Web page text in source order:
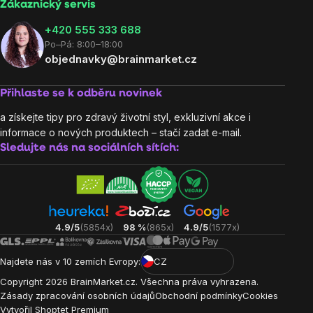
Zákaznický servis
‭+420 555 333 688
Po–Pá: 8:00–18:00
objednavky@brainmarket.cz
Přihlaste se k odběru novinek
a získejte tipy pro zdravý životní styl, exkluzivní akce i
informace o nových produktech – stačí zadat e-mail.
Sledujte nás na sociálních sítích:
4.9/5(5854x) 98 %(865x) 4.9/5(1577x)
Najdete nás v 10 zemích Evropy:
CZ
Copyright 2026 BrainMarket.cz. Všechna práva vyhrazena.
Zásady zpracování osobních údajůObchodní podmínkyCookies
Vytvořil Shoptet Premium